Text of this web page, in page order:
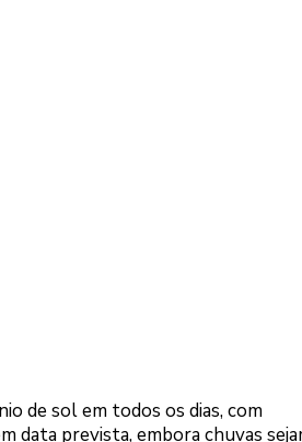
de sol em todos os dias, com
data prevista, embora chuvas